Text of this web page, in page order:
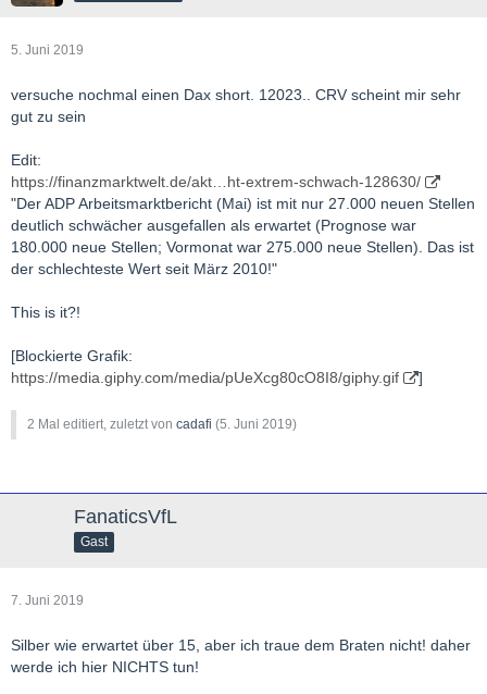
5. Juni 2019
versuche nochmal einen Dax short. 12023.. CRV scheint mir sehr
gut zu sein
Edit:
https://finanzmarktwelt.de/akt…ht-extrem-schwach-128630/
"Der ADP Arbeitsmarktbericht (Mai) ist mit nur 27.000 neuen Stellen
deutlich schwächer ausgefallen als erwartet (Prognose war
180.000 neue Stellen; Vormonat war 275.000 neue Stellen). Das ist
der schlechteste Wert seit März 2010!"
This is it?!
[Blockierte Grafik:
https://media.giphy.com/media/pUeXcg80cO8I8/giphy.gif
]
2 Mal editiert, zuletzt von cadafi (5. Juni 2019)
FanaticsVfL
Gast
7. Juni 2019
Silber wie erwartet über 15, aber ich traue dem Braten nicht! daher
werde ich hier NICHTS tun!